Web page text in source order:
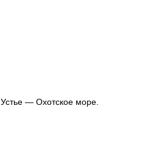
Устье — Охотское море.